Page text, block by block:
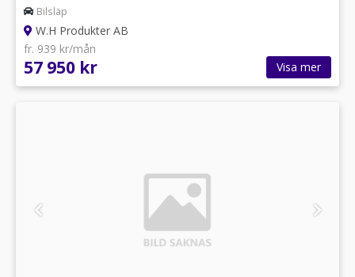
Bilsläp
W.H Produkter AB
fr. 939 kr/mån
57 950 kr Visa mer